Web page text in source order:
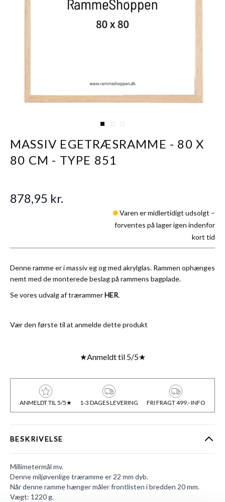
View larger image
View larger image
View larger image
MASSIV EGETRÆSRAMME - 80 X
80 CM - TYPE 851
Denne ramme er i massiv eg og med akrylglas. Rammen ophænges
nemt med de monterede beslag på rammens bagplade.
Se vores udvalg af trærammerHER.
Vær den første til at anmelde dette produkt
878,95 kr.
Varen er midlertidigt udsolgt –
forventes på lager igen indenfor
kort tid
★Anmeldt til 5/5★
ANMELDT TIL 5/5★ 1-3 DAGES LEVERING FRI FRAGT 499,- INFO
BESKRIVELSE
Millimetermål mv.
Denne miljøvenlige træramme er 22 mm dyb.
Når denne ramme hænger måler frontlisten i bredden 20 mm.
Vægt: 1220 g.